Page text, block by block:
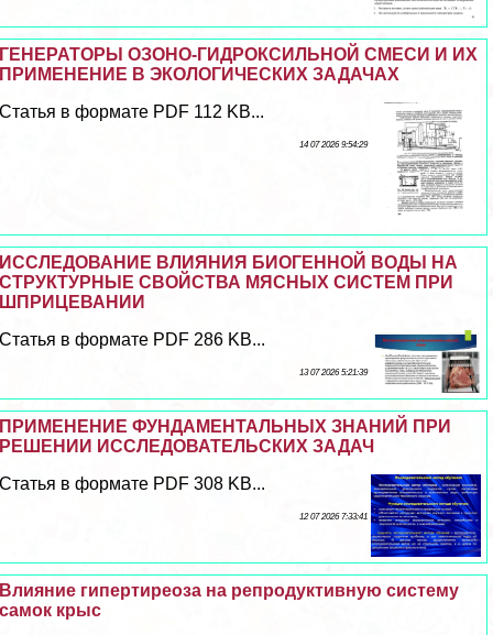
ГЕНЕРАТОРЫ ОЗОНО-ГИДРОКСИЛЬНОЙ СМЕСИ И ИХ
ПРИМЕНЕНИЕ В ЭКОЛОГИЧЕСКИХ ЗАДАЧАХ
Статья в формате PDF 112 KB...
14 07 2026 9:54:29
ИССЛЕДОВАНИЕ ВЛИЯНИЯ БИОГЕННОЙ ВОДЫ НА
СТРУКТУРНЫЕ СВОЙСТВА МЯСНЫХ СИСТЕМ ПРИ
ШПРИЦЕВАНИИ
Статья в формате PDF 286 KB...
13 07 2026 5:21:39
ПРИМЕНЕНИЕ ФУНДАМЕНТАЛЬНЫХ ЗНАНИЙ ПРИ
РЕШЕНИИ ИССЛЕДОВАТЕЛЬСКИХ ЗАДАЧ
Статья в формате PDF 308 KB...
12 07 2026 7:33:41
Влияние гипертиреоза на репродуктивную систему
самок крыс